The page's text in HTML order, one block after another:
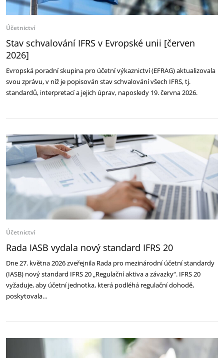
Účetnictví
Stav schvalování IFRS v Evropské unii [červen
2026]
Evropská poradní skupina pro účetní výkaznictví (EFRAG) aktualizovala
svou zprávu, v níž je popisován stav schvalování všech IFRS, tj.
standardů, interpretací a jejich úprav, naposledy 19. června 2026.
Účetnictví
Rada IASB vydala nový standard IFRS 20
Dne 27. května 2026 zveřejnila Rada pro mezinárodní účetní standardy
(IASB) nový standard IFRS 20 „Regulační aktiva a závazky“. IFRS 20
vyžaduje, aby účetní jednotka, která podléhá regulační dohodě,
poskytovala…